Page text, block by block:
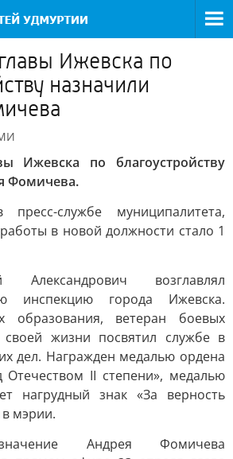
Ижевска по
назначили
Ижевска по благоустройству
Фомичева.
службе муниципалитета,
в новой должности стало 1
возглавлял
инспекцию города Ижевска.
ветеран боевых
своей жизни посвятил службе в
дел. Награжден медалью ордена
Отечеством II степени», медалью
нагрудный знак «За верность
в мэрии.
Андрея Фомичева